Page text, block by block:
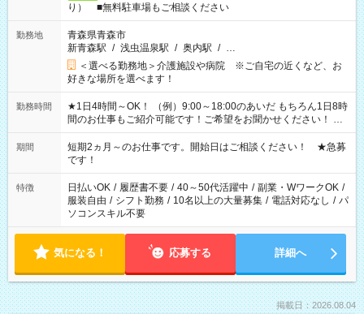
り） ■無料駐車場もご相談ください
勤務地
青森県青森市
新青森駅 / 浅虫温泉駅 / 奥内駅 / …
＜選べる勤務地＞介護施設や病院 ※ご自宅の近くなど、お
好きな場所を選べます！
勤務時間
★1日4時間～OK！ （例）9:00～18:00のあいだ もちろん1日8時
間のお仕事もご紹介可能です！ご希望をお聞かせください！ ★
家庭の都合でお休みが必要な場合も遠慮なくご相談ください。
※週最低15時間以上の勤務が必要です
期間
短期2ヵ月～のお仕事です。開始日はご相談ください！ ★急募
です！
特徴 日払いOK / 履歴書不要 / 40～50代活躍中 / 副業・WワークOK /
服装自由 / シフト勤務 / 10名以上の大量募集 / 電話対応なし / パ
ソコンスキル不要
気になる！ 応募する 詳細へ
掲載日：2026.08.04